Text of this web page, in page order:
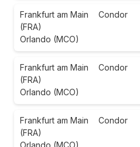
Frankfurt am Main
(FRA)
Orlando (MCO)
Condor
Frankfurt am Main
(FRA)
Orlando (MCO)
Condor
Frankfurt am Main
(FRA)
Orlando (MCO)
Condor